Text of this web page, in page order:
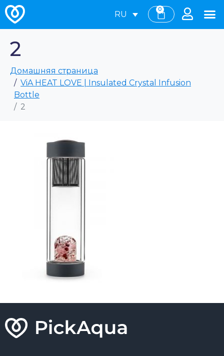
RU
0
2
Домашняя страница
ViA HEAT LOVE | Insulated Crystal Infusion
Bottle
2